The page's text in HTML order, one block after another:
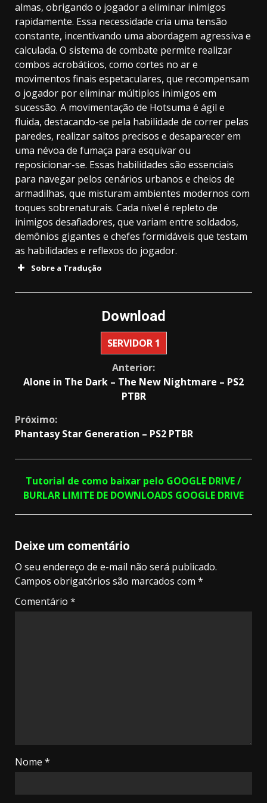
almas, obrigando o jogador a eliminar inimigos
rapidamente. Essa necessidade cria uma tensão
constante, incentivando uma abordagem agressiva e
calculada. O sistema de combate permite realizar
combos acrobáticos, como cortes no ar e
movimentos finais espetaculares, que recompensam
o jogador por eliminar múltiplos inimigos em
sucessão. A movimentação de Hotsuma é ágil e
fluida, destacando-se pela habilidade de correr pelas
paredes, realizar saltos precisos e desaparecer em
uma névoa de fumaça para esquivar ou
reposicionar-se. Essas habilidades são essenciais
para navegar pelos cenários urbanos e cheios de
armadilhas, que misturam ambientes modernos com
toques sobrenaturais. Cada nível é repleto de
inimigos desafiadores, que variam entre soldados,
demônios gigantes e chefes formidáveis que testam
as habilidades e reflexos do jogador.
Sobre a Tradução
Download
SERVIDOR 1
Anterior:
Alone in The Dark – The New Nightmare – PS2
PTBR
Próximo:
Phantasy Star Generation – PS2 PTBR
Tutorial de como baixar pelo GOOGLE DRIVE /
BURLAR LIMITE DE DOWNLOADS GOOGLE DRIVE
Deixe um comentário
O seu endereço de e-mail não será publicado.
Campos obrigatórios são marcados com *
Comentário *
Nome *